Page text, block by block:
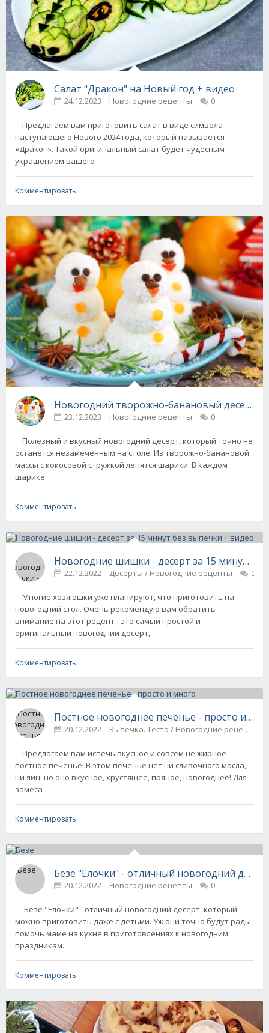
Салат "Дракон" на Новый год + видео
24.12.2023 Новогодние рецепты 0
Предлагаем вам приготовить салат в виде символа
наступающего Нового 2024 года, который называется
«Дракон». Такой оригинальный салат будет чудесным
украшением вашего
Комментировать
Новогодний творожно-банановый десерт
23.12.2023 Новогодние рецепты 0
Полезный и вкусный новогодний десерт, который точно не
останется незамеченным на столе. Из творожно-банановой
массы с кокосовой стружкой лепятся шарики. В каждом
шарике
Комментировать
Новогодние шишки - десерт за 15 минут
22.12.2022 Десерты / Новогодние рецепты 0
Многие хозяюшки уже планируют, что приготовить на
новогодний стол. Очень рекомендую вам обратить
внимание на этот рецепт - это самый простой и
оригинальный новогодний десерт,
Комментировать
Постное новогоднее печенье - просто и
20.12.2022 Выпечка. Тесто / Новогодние рецепты
Предлагаем вам испечь вкусное и совсем не жирное
постное печенье! В этом печенье нет ни сливочного масла,
ни яиц, но оно вкусное, хрустящее, пряное, новогоднее! Для
замеса
Комментировать
Безе "Елочки" - отличный новогодний
20.12.2022 Новогодние рецепты 0
Безе "Елочки" - отличный новогодний десерт, который
можно приготовить даже с детьми. Уж они точно будут рады
помочь маме на кухне в приготовлениях к новогодним
праздникам.
Комментировать